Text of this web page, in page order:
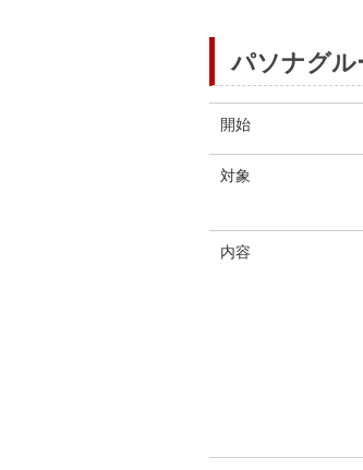
パソナグル
開始
対象
内容